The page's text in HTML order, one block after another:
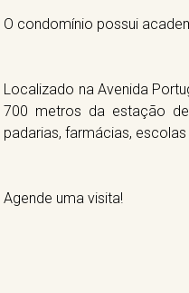
O condomínio possui
Localizado na Avenida
700 metros da estação
padarias, farmácias,
Agende uma visita!